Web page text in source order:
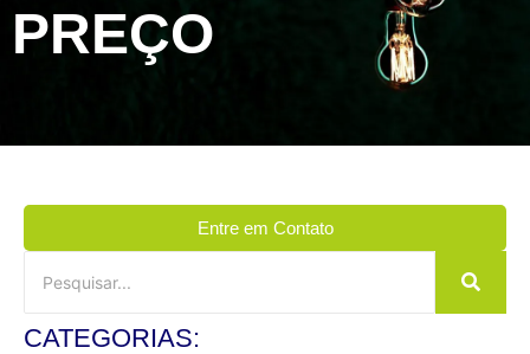
PREÇO
Entre em Contato
CATEGORIAS: